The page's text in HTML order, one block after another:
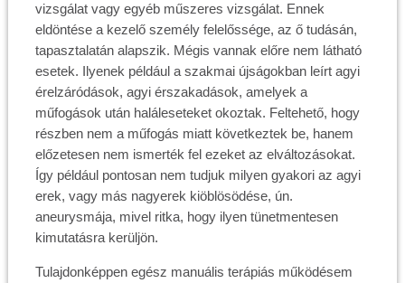
vizsgálat vagy egyéb műszeres vizsgálat. Ennek
eldöntése a kezelő személy felelőssége, az ő tudásán,
tapasztalatán alapszik. Mégis vannak előre nem látható
esetek. Ilyenek például a szakmai újságokban leírt agyi
érelzáródások, agyi érszakadások, amelyek a
műfogások után haláleseteket okoztak. Feltehető, hogy
részben nem a műfogás miatt következtek be, hanem
előzetesen nem ismerték fel ezeket az elváltozásokat.
Így például pontosan nem tudjuk milyen gyakori az agyi
erek, vagy más nagyerek kiöblösödése, ún.
aneurysmája, mivel ritka, hogy ilyen tünetmentesen
kimutatásra kerüljön.
Tulajdonképpen egész manuális terápiás működésem